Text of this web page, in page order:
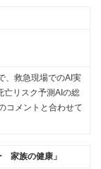
、救急現場でのAI実
亡リスク予測AIの総
コメントと合わせて
家族の健康」